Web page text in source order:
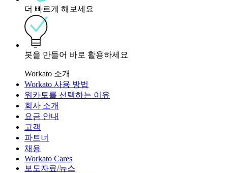
더 빠르게 해보세요
봇을 만들어 바로 활용하세요
Workato 소개
Workato 사용 방법
워카토를 선택하는 이유
회사 소개
요금 안내
고객
파트너
채용
Workato Cares
보도자료/뉴스